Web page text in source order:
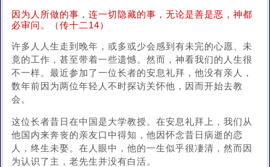
因为人所做的事，连一切隐藏的事，无论是善是恶，神都
必审问。（传十二14）
许多人人生走到晚年，或多或少会感到有未完的心愿、未
竟的工作，甚至带着一些遗憾。然而，神看我们的人生很
不一样。最近参加了一位长者的安息礼拜，他没有亲人，
数年前因为两位年轻人不时探访关怀他，因而开始去教
会。
这位长者昔日在中国是大学教授。在安息礼拜上，我们从
他国内来奔丧的亲友口中得知，他因怀念昔日病逝的恋
人，终生未娶。在人眼中，他的一生似乎很凄清，然而因
为认识了主，老先生并没有白活。